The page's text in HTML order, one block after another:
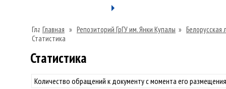
Главная » Репозиторий ГрГУ им. Янки Купалы » Белорусская
Статистика
Статистика
Количество обращений к документу с момента его